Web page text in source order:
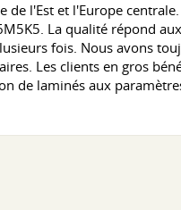
l'Est et l'Europe
La qualité répond
fois. Nous avons
Les clients en gros
de laminés aux